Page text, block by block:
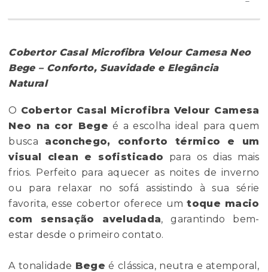
Cobertor Casal Microfibra Velour Camesa Neo
Bege – Conforto, Suavidade e Elegância
Natural
O Cobertor Casal Microfibra Velour Camesa
Neo na cor Bege é a escolha ideal para quem
busca aconchego, conforto térmico e um
visual clean e sofisticado para os dias mais
frios. Perfeito para aquecer as noites de inverno
ou para relaxar no sofá assistindo à sua série
favorita, esse cobertor oferece umtoque macio
com sensação aveludada, garantindo bem-
estar desde o primeiro contato.
A tonalidade Bege é clássica, neutra e atemporal,